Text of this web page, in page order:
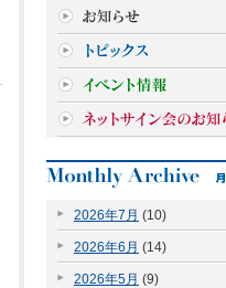
2026年7月 (10)
2026年6月 (14)
2026年5月 (9)